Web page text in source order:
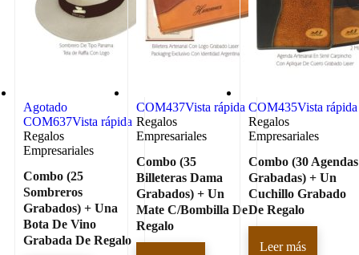
Agotado
COM637Vista rápida
Regalos
Empresariales
Combo (25
Sombreros
Grabados) + Una
Bota De Vino
Grabada De Regalo
COM437Vista rápida
Regalos
Empresariales
Combo (35
Billeteras Dama
Grabados) + Un
Mate C/Bombilla De
Regalo
COM435Vista rápida
Regalos
Empresariales
Combo (30 Agendas
Grabadas) + Un
Cuchillo Grabado
De Regalo
Leer más